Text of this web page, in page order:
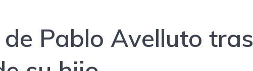
de Pablo Avelluto tras